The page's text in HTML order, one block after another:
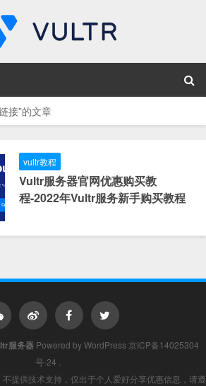
接”的文章
vultr教程
Vultr服务器官网优惠购买教
程-2022年Vultr服务新手购买教程
服务器Powered byWordPress 京ICP备14025304
号-24 .
提供技术支持，仅出于个人爱好分享优惠信息，请遵